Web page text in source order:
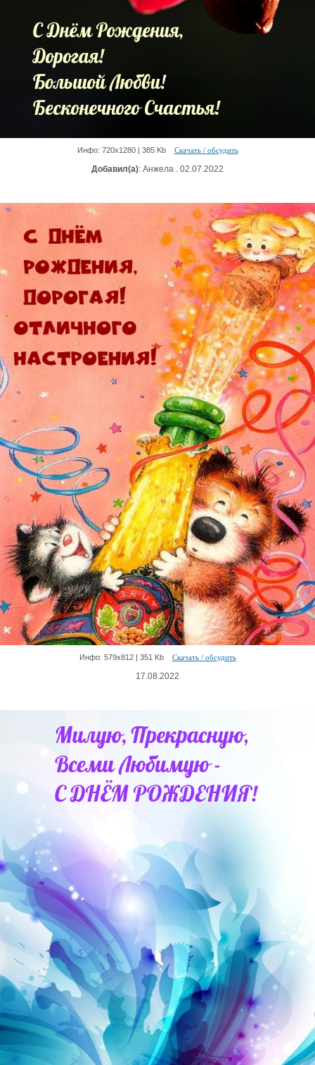
Инфо: 720х1280 | 385 Kb Скачать / обсудить
Добавил(а): Анжела . 02.07.2022
Инфо: 579х812 | 351 Kb Скачать / обсудить
17.08.2022